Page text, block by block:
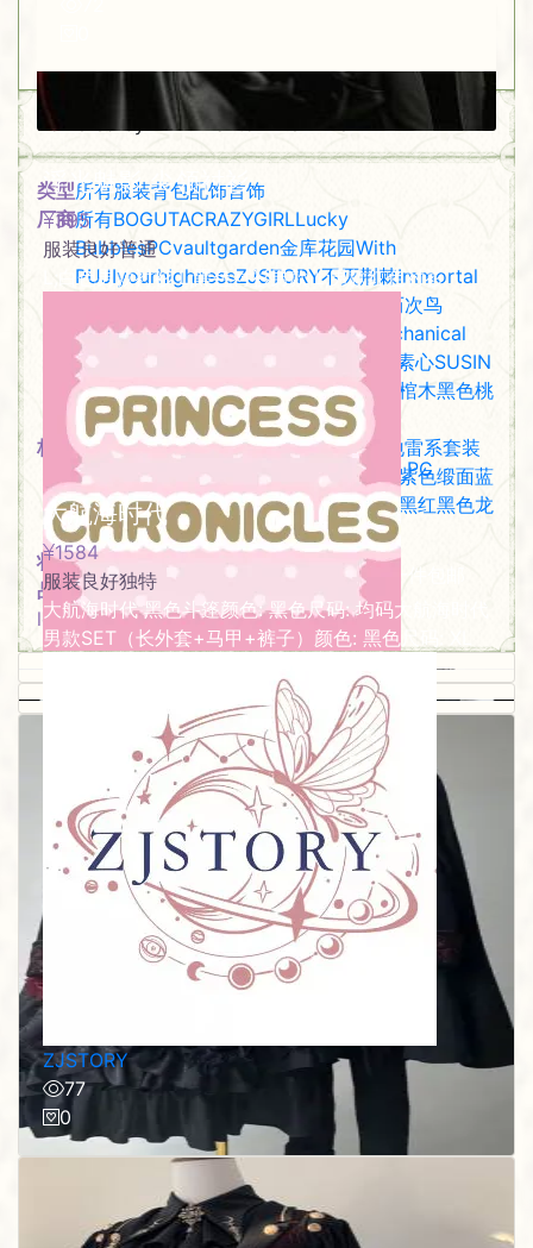
Powered by XNT.Phantom Terminal™
类型所有服装背包配饰首饰
厂商所有BOGUTACRAZYGIRLLucky
BubblesPCvaultgarden金库花园With
PUJIyourhighnessZJSTORY不灭荆棘Immortal
历次鸟
LizBird小猫修狗晨雾与莺机械人偶Mechanical
Doll
柘枝引 沉默火星 滞水之影 第二城堡
素心SUSIN
繁花信使缺氧外太空荧鲤之森麋鹿黑羊棺木黑色桃
子水
标签所有 lolita伞克苏鲁初音刺绣反光哥特 地雷系套装
宫廷
斗篷 正太 痛包短款短裤 紫色缎面蓝
色衬衫银色长款长裤领巾风衣马甲 黑白黑红黑色龙
鳞
状态所有一般 全新 已出售 未拥有
品质所有普通独特
lolita
中二病末期
604
服装一般罕见
马甲;2XL / 衬衫;3XL / 半鸟笼;3XL / 黑色一件包邮
yourhighness
84
浮光魅影 尖领衬衫
395
服装良好普通
L;白色男款衬衫 L;黑色衬衫男款 L;男款红色衬衫
PC
大航海时代
1584
服装良好独特
大航海时代 黑色斗篷颜色: 黑色尺码: 均码大航海时代
男款SET（长外套+马甲+裤子）颜色: 黑色尺码: XL
ZJSTORY
77
0